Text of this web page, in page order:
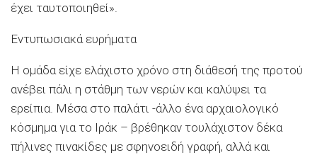
έχει ταυτοποιηθεί».
Εντυπωσιακά ευρήματα
Η ομάδα είχε ελάχιστο χρόνο στη διάθεσή της προτού
ανέβει πάλι η στάθμη των νερών και καλύψει τα
ερείπια. Μέσα στο παλάτι -άλλο ένα αρχαιολογικό
κόσμημα για το Ιράκ – βρέθηκαν τουλάχιστον δέκα
πήλινες πινακίδες με σφηνοειδή γραφή, αλλά και